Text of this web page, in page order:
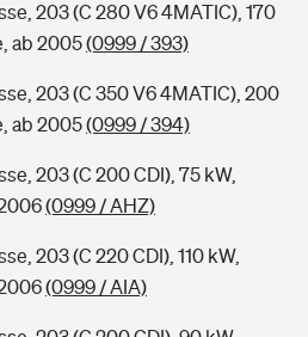
203 (C 280 V6 4MATIC), 170
ab 2005(0999 / 393)
203 (C 350 V6 4MATIC), 200
ab 2005(0999 / 394)
203 (C 200 CDI), 75 kW,
(0999 / AHZ)
203 (C 220 CDI), 110 kW,
(0999 / AIA)